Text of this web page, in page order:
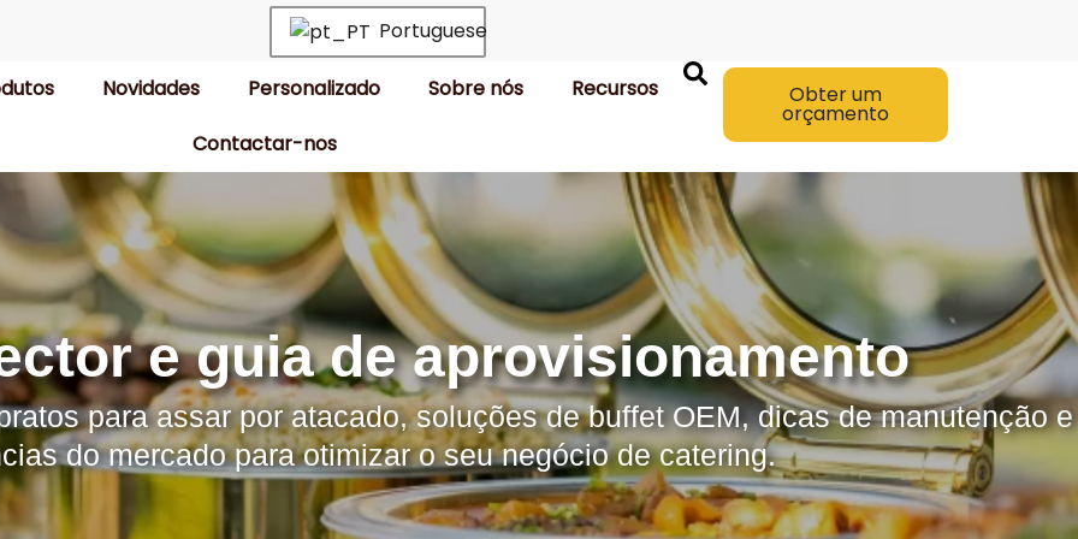
Portuguese
Novidades Personalizado Sobre nós
Recursos
Contactar-nos
Obter um
orçamento
e guia de aprovisionamento
para assar por atacado, soluções de buffet OEM, dicas de manutenção e
do mercado para otimizar o seu negócio de catering.